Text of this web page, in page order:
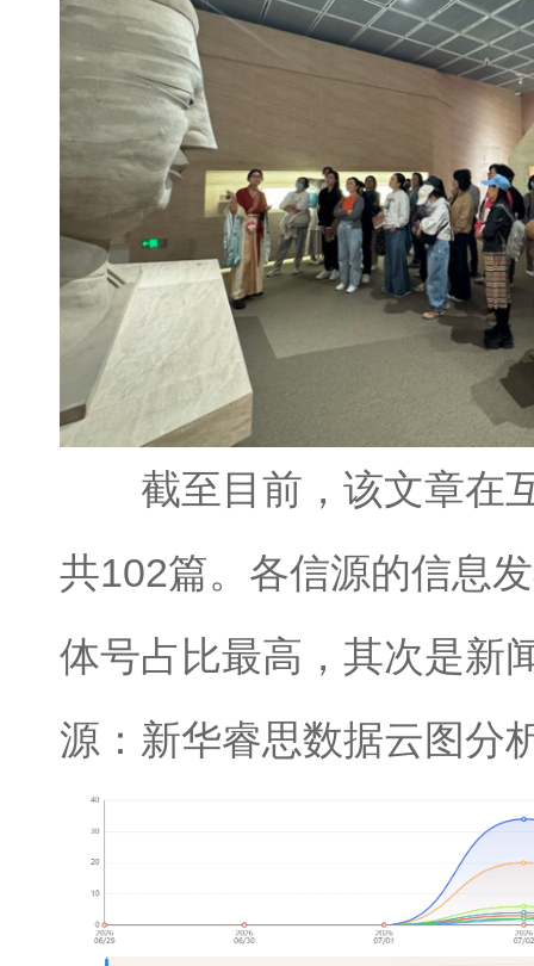
截至目前，该文章在
共102篇。各信源的信息
体号占比最高，其次是新
源：新华睿思数据云图分